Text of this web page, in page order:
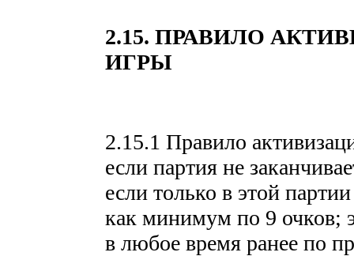
2.15. ПРАВИЛО
ИГРЫ
2.15.1 Правило
если партия не
если только в этой
как минимум по 9 очков;
в любое время ранее по